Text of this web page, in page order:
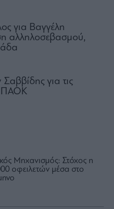
Μηχανισμός: Στόχος η
οφειλετών μέσα στο
για Βαγγέλη
αλληλοσεβασμού,
Σαββίδης για τις
ΠΑΟΚ